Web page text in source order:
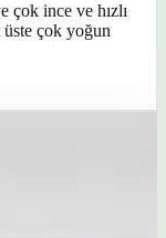
çok ince ve hızlı
çok yoğun